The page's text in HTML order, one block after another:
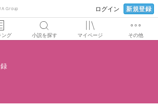
Group ログイン 新規登録
ング 小説を探す マイページ その他